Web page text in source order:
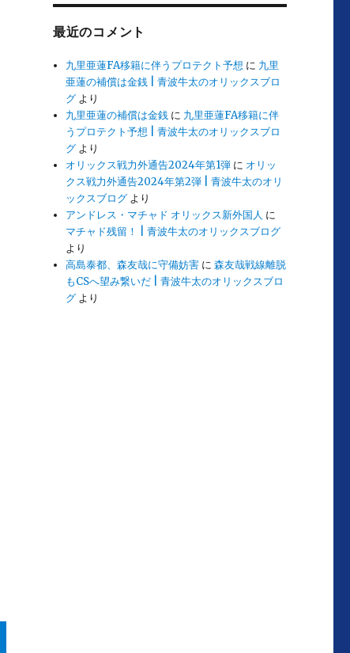
最近のコメント
九里亜蓮FA移籍に伴うプロテクト予想 に 九里
亜蓮の補償は金銭 | 青波牛太のオリックスブロ
グ より
九里亜蓮の補償は金銭 に 九里亜蓮FA移籍に伴
うプロテクト予想 | 青波牛太のオリックスブロ
グ より
オリックス戦力外通告2024年第1弾 に オリッ
クス戦力外通告2024年第2弾 | 青波牛太のオリ
ックスブログ より
アンドレス・マチャド オリックス新外国人 に
マチャド残留！ | 青波牛太のオリックスブログ
より
高島泰都、森友哉に守備妨害 に森友哉戦線離脱
もCSへ望み繋いだ | 青波牛太のオリックスブロ
グ より